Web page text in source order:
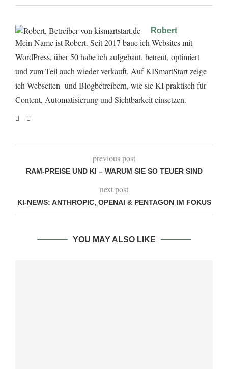
Robert
Mein Name ist Robert. Seit 2017 baue ich Websites mit
WordPress, über 50 habe ich aufgebaut, betreut, optimiert
und zum Teil auch wieder verkauft. Auf KISmartStart zeige
ich Webseiten- und Blogbetreibern, wie sie KI praktisch für
Content, Automatisierung und Sichtbarkeit einsetzen.
previous post
RAM-PREISE UND KI – WARUM SIE SO TEUER SIND
next post
KI-NEWS: ANTHROPIC, OPENAI & PENTAGON IM FOKUS
YOU MAY ALSO LIKE